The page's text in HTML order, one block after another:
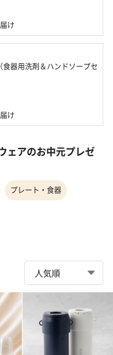
け
食器用洗剤＆ハンドソープセ
け
ェアのお中元プレゼ
プレート・食器